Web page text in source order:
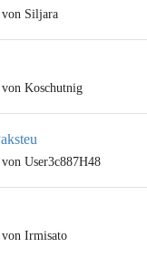
Siljara
Koschutnig
User3c887H48
Irmisato